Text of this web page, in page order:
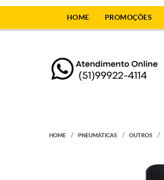
HOME PROMOÇÕES
HOME PNEUMÁTICAS OUTROS